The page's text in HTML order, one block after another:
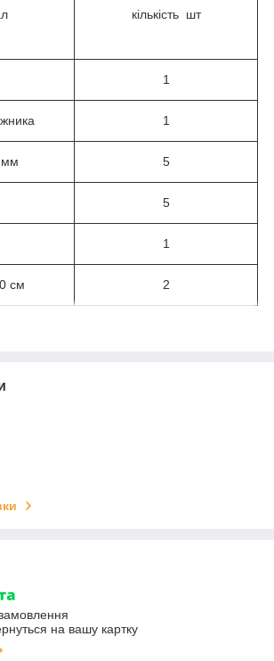
кількість шт
1
1
мм 5
5
1
см 2
на вашу картку